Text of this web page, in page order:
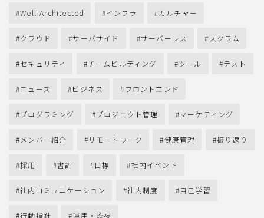
Well-Architected インフラ カルチャー
クラウド サーバサイド サーバーレス スクラム
セキュリティ チームビルディング ツール テスト
ニュース ビジネス フロントエンド
プログラミング プロジェクト管理 マーケティング
メンバー紹介 リモートワーク 健康管理 振り返り
採用 書評 目標 社内イベント
社内コミュニケーション 社内制度 自己学習
行動指針 運用・監視